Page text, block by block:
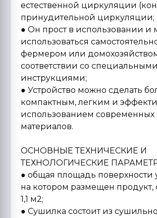
естественной циркуляции
принудительной циркуляции;
● Он прост в использовании и
использоваться
фермером или
соответствии со специальными
инструкциями;
● Устройство можно сделать
компактным, легким и
использованием современных
материалов.
ОСНОВНЫЕ ТЕХНИЧЕСКИЕ И
ТЕХНОЛОГИЧЕСКИЕ
● общая площадь поверхности
на котором размещен продукт,
1,1 м2;
● Сушилка состоит из